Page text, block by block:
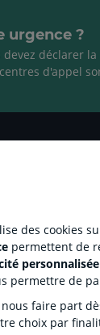
des cookies
permettent de
personnalisée
permettre de
faire part
choix par
urgence ?
devez déclarer
d'appel
CREDIT AGRICOLE
caisse régionale
éthique
Crédit Agricole
Anti